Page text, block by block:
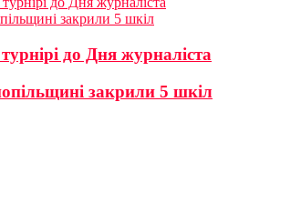
закрили 5 шкіл
до Дня журналіста
закрили 5 шкіл